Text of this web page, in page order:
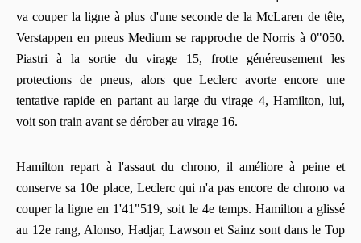
va couper la ligne à plus d'une seconde de la McLaren de tête,
Verstappen en pneus Medium se rapproche de Norris à 0"050.
Piastri à la sortie du virage 15, frotte généreusement les
protections de pneus, alors que Leclerc avorte encore une
tentative rapide en partant au large du virage 4, Hamilton, lui,
voit son train avant se dérober au virage 16.
Hamilton repart à l'assaut du chrono, il améliore à peine et
conserve sa 10e place, Leclerc qui n'a pas encore de chrono va
couper la ligne en 1'41"519, soit le 4e temps. Hamilton a glissé
au 12e rang, Alonso, Hadjar, Lawson et Sainz sont dans le Top